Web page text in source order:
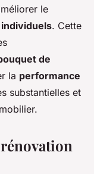
le
. Cette
de
la performance
substantielles et